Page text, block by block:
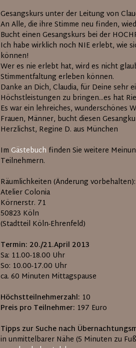
Gesangskurs unter der Leitung von
An Alle, die ihre Stimme neu finden,
Bucht einen Gesangskurs bei der
Ich habe wirklich noch NIE erlebt, wie
können!
Wer es nie erlebt hat, wird es nicht
Stimmentfaltung erleben können.
Danke an Dich, Claudia, für Deine sehr
Höchstleistungen zu bringen...es hat
Es war ein lehreiches, wunderschönes
Frauen, Männer, bucht diesen
Herzlichst, Regine D. aus München
Im Gästebuch finden Sie weitere
Teilnehmern.
Räumlichkeiten (Änderung vorbehalten):
Atelier Colonia
Körnerstr. 71
50823 Köln
(Stadtteil Köln-Ehrenfeld)
Termin: 20./21.April 2013
Sa: 11.00-18.00 Uhr
So: 10.00-17.00 Uhr
ca. 60 Minuten Mittagspause
Höchstteilnehmerzahl: 10
Preis pro Teilnehmer: 197 Euro
Tipps zur Suche nach
in unmittelbarer Nähe (5 Minuten zu